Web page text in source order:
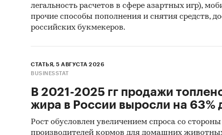
Отчет
легальность расчетов в сфере азартных игр),
прочие способы пополнения и снятия средств,
российских букмекеров.
СТАТЬЯ, 5 АВГУСТА 2026
BUSINESSTAT
В 2021-2025 гг продажи
жира в России выросли на 63%
Рост обусловлен увеличением спроса со
производителей кормов для домашних